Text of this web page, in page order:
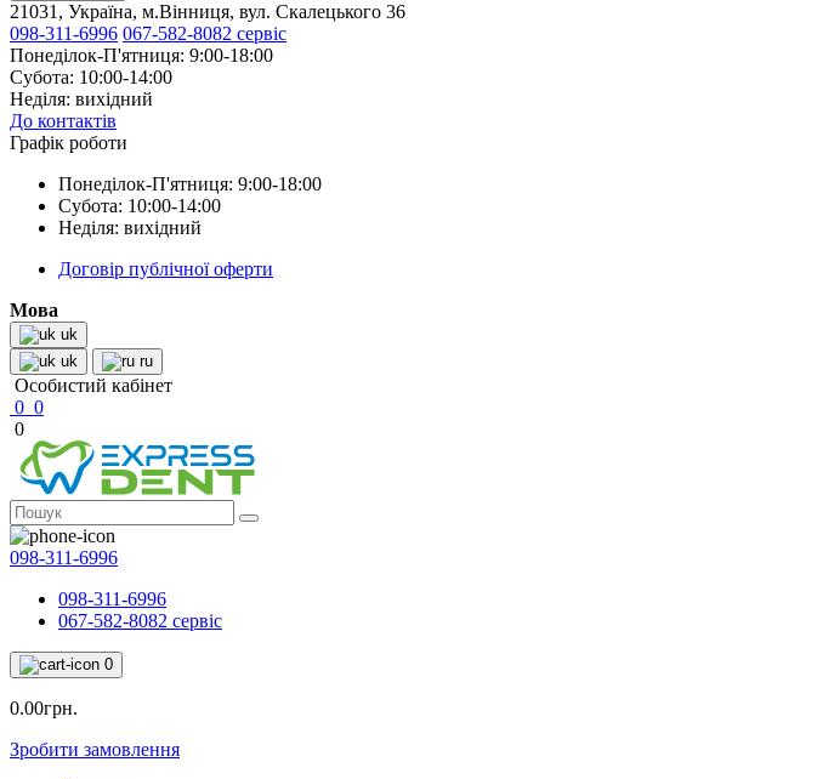
21031, Україна, м.Вінниця, вул. Скалецького 36
098-311-6996 067-582-8082 сервіс
Понеділок-П'ятниця: 9:00-18:00
Субота: 10:00-14:00
Неділя: вихідний
До контактів
Графік роботи
Понеділок-П'ятниця: 9:00-18:00
Субота: 10:00-14:00
Неділя: вихідний
Договір публічної оферти
Мова
uk
uk
ru
Особистий кабінет
0 0
0
098-311-6996
098-311-6996
067-582-8082 сервіс
0
0.00грн.
Зробити замовлення